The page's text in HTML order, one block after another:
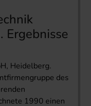
Ergebnisse
Heidelberg.
des
1990 einen